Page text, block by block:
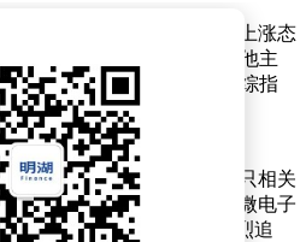
指数集体走强，呈现全面上涨态
，涨幅达到5.2%，领跑其他主
长指数，上涨4.2%；科创综指
创200指数分别上涨2.8%和
域成为今日市场亮点，多只相关
、凌云光、日联科技和明微电子
显示出资金对该领域的强烈追